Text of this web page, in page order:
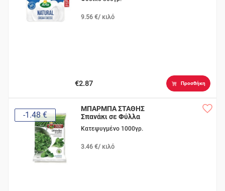
9.56 €/ κιλό
€2.87 Προσθήκη
-1.48 €
ΜΠΑΡΜΠΑ ΣΤΑΘΗΣ
Σπανάκι σε Φύλλα
Κατεψυγμένο 1000γρ.
3.46 €/ κιλό